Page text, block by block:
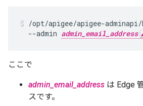
/opt/apigee/apigee-
  --admin
admin_email_address
ここで
admin_email_address は Edge
スです。